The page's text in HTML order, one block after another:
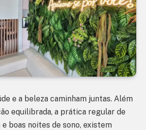
e a beleza caminham juntas. Além
equilibrada, a prática regular de
boas noites de sono, existem